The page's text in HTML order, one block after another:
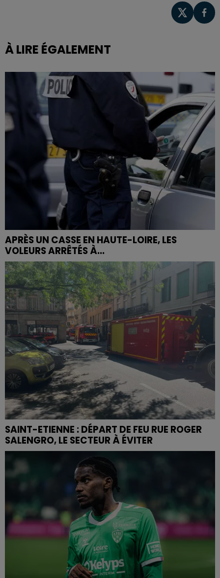
À LIRE ÉGALEMENT
APRÈS UN CASSE EN HAUTE-LOIRE, LES
VOLEURS ARRÊTÉS À...
SAINT-ETIENNE : DÉPART DE FEU RUE ROGER
SALENGRO, LE SECTEUR À ÉVITER